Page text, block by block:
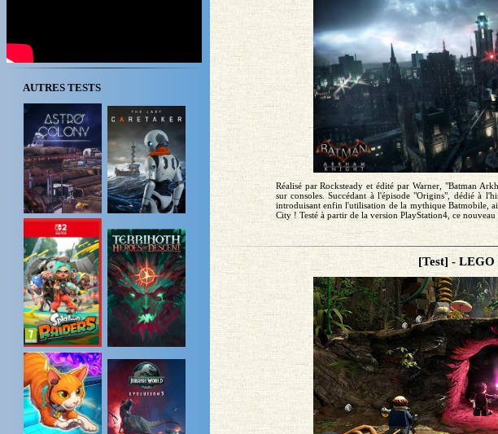
AUTRES TESTS
Réalisé par Rocksteady et édité par Warner, "Batman
sur consoles. Succédant à l'épisode "Origins", dédié à
introduisant enfin l'utilisation de la mythique Batmobile,
City ! Testé à partir de la version PlayStation4, ce nouveau
[Test] -